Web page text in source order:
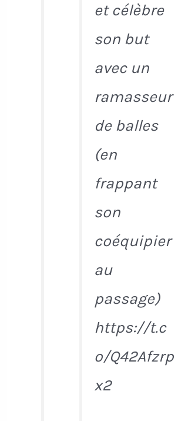
et célèbre
son but
avec un
ramasseur
de balles
(en
frappant
son
coéquipier
au
passage)
https://t.c
o/Q42Afzrp
x2